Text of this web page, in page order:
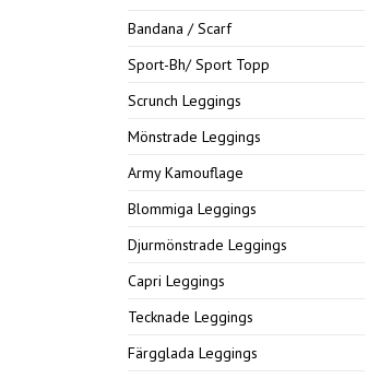
Bandana / Scarf
Sport-Bh/ Sport Topp
Scrunch Leggings
Mönstrade Leggings
Army Kamouflage
Blommiga Leggings
Djurmönstrade Leggings
Capri Leggings
Tecknade Leggings
Färgglada Leggings